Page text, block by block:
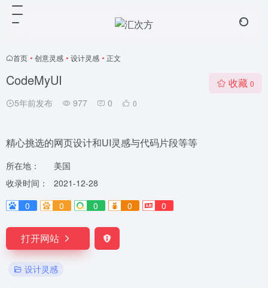
首页 • 创意灵感 • 设计灵感 • 正文
CodeMyUI
5年前发布 977 0 0
收藏 0
精心挑选的网页设计和UI灵感与代码片段等等
所在地：
美国
收录时间：
2021-12-28
0
0 0 0 0
打开网站
设计灵感